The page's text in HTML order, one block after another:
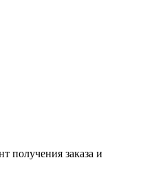
получения заказа и